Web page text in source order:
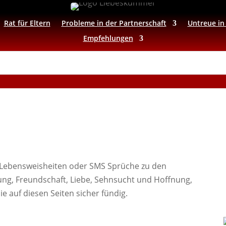
Rat für Eltern Probleme in der Partnerschaft
Untreue
Empfehlungen
oder SMS Sprüche zu den
Freundschaft, Liebe, Sehnsucht und Hoffnung,
auf diesen Seiten sicher fündig.